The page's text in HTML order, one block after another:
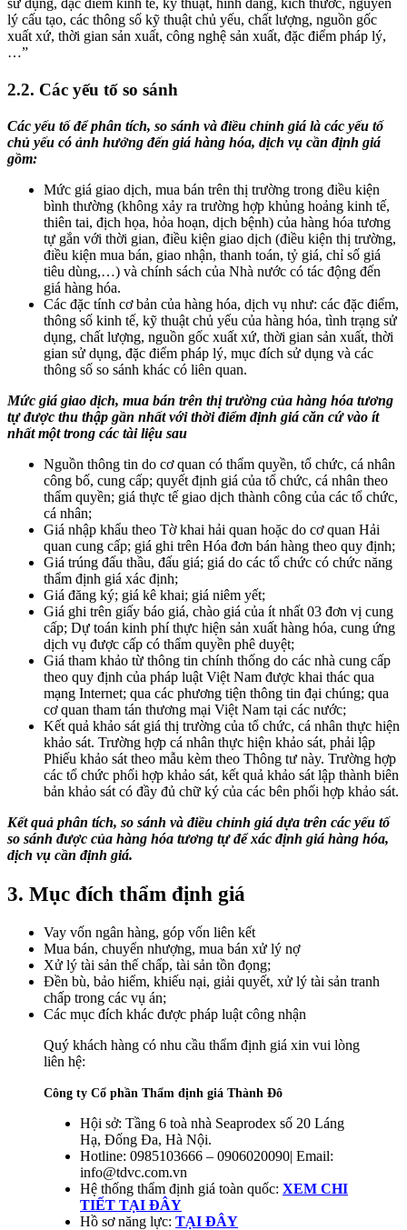
lý cấu tạo, các thông số kỹ thuật chủ yếu, chất lượng, nguồn gốc
xuất xứ, thời gian sản xuất, công nghệ sản xuất, đặc điểm pháp lý,
…”
2.2. Các yếu tố so sánh
Các yếu tố để phân tích, so sánh và điều chỉnh giá là các yếu tố
chủ yếu có ảnh hưởng đến giá hàng hóa, dịch vụ cần định giá
gồm:
Mức giá giao dịch, mua bán trên thị trường trong điều kiện
bình thường (không xảy ra trường hợp khủng hoảng kinh tế,
thiên tai, địch họa, hỏa hoạn, dịch bệnh) của hàng hóa tương
tự gắn với thời gian, điều kiện giao dịch (điều kiện thị trường,
điều kiện mua bán, giao nhận, thanh toán, tỷ giá, chỉ số giá
tiêu dùng,…) và chính sách của Nhà nước có tác động đến
giá hàng hóa.
Các đặc tính cơ bản của hàng hóa, dịch vụ như: các đặc điểm,
thông số kinh tế, kỹ thuật chủ yếu của hàng hóa, tình trạng sử
dụng, chất lượng, nguồn gốc xuất xứ, thời gian sản xuất, thời
gian sử dụng, đặc điểm pháp lý, mục đích sử dụng và các
thông số so sánh khác có liên quan.
Mức giá giao dịch, mua bán trên thị trường của hàng hóa tương
tự được thu thập gần nhất với thời điểm định giá căn cứ vào ít
nhất một trong các tài liệu sau
Nguồn thông tin do cơ quan có thẩm quyền, tổ chức, cá nhân
công bố, cung cấp; quyết định giá của tổ chức, cá nhân theo
thẩm quyền; giá thực tế giao dịch thành công của các tổ chức,
cá nhân;
Giá nhập khẩu theo Tờ khai hải quan hoặc do cơ quan Hải
quan cung cấp; giá ghi trên Hóa đơn bán hàng theo quy định;
Giá trúng đấu thầu, đấu giá; giá do các tổ chức có chức năng
thẩm định giá xác định;
Giá đăng ký; giá kê khai; giá niêm yết;
Giá ghi trên giấy báo giá, chào giá của ít nhất 03 đơn vị cung
cấp; Dự toán kinh phí thực hiện sản xuất hàng hóa, cung ứng
dịch vụ được cấp có thẩm quyền phê duyệt;
Giá tham khảo từ thông tin chính thống do các nhà cung cấp
theo quy định của pháp luật Việt Nam được khai thác qua
mạng Internet; qua các phương tiện thông tin đại chúng; qua
cơ quan tham tán thương mại Việt Nam tại các nước;
Kết quả khảo sát giá thị trường của tổ chức, cá nhân thực hiện
khảo sát. Trường hợp cá nhân thực hiện khảo sát, phải lập
Phiếu khảo sát theo mẫu kèm theo Thông tư này. Trường hợp
các tổ chức phối hợp khảo sát, kết quả khảo sát lập thành biên
bản khảo sát có đầy đủ chữ ký của các bên phối hợp khảo sát.
Kết quả phân tích, so sánh và điều chỉnh giá dựa trên các yếu tố
so sánh được của hàng hóa tương tự để xác định giá hàng hóa,
dịch vụ cần định giá.
3. Mục đích thẩm định giá
Vay vốn ngân hàng, góp vốn liên kết
Mua bán, chuyển nhượng, mua bán xử lý nợ
Xử lý tài sản thế chấp, tài sản tồn đọng;
Đền bù, bảo hiểm, khiếu nại, giải quyết, xử lý tài sản tranh
chấp trong các vụ án;
Các mục đích khác được pháp luật công nhận
Quý khách hàng có nhu cầu thẩm định giá xin vui lòng
liên hệ:
Công ty Cổ phần Thẩm định giá Thành Đô
Hội sở: Tầng 6 toà nhà Seaprodex số 20 Láng
Hạ, Đống Đa, Hà Nội.
Hotline: 0985103666 – 0906020090| Email:
info@tdvc.com.vn
Hệ thống thẩm định giá toàn quốc: XEM CHI
TIẾT TẠI ĐÂY
Hồ sơ năng lực: TẠI ĐÂY